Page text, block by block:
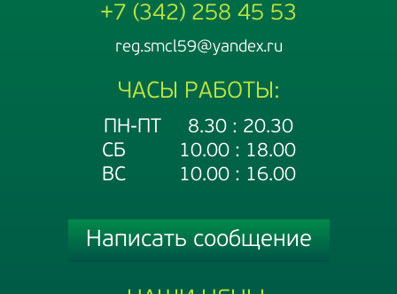
+7 (342) 258 45 53
reg.smcl59@yandex.ru
ЧАСЫ РАБОТЫ:
ПН-ПТ 8.30 : 20.30
СБ 10.00 : 18.00
ВС 10.00 : 16.00
Написать сообщение